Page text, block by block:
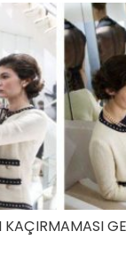
KAÇIRMAMASI